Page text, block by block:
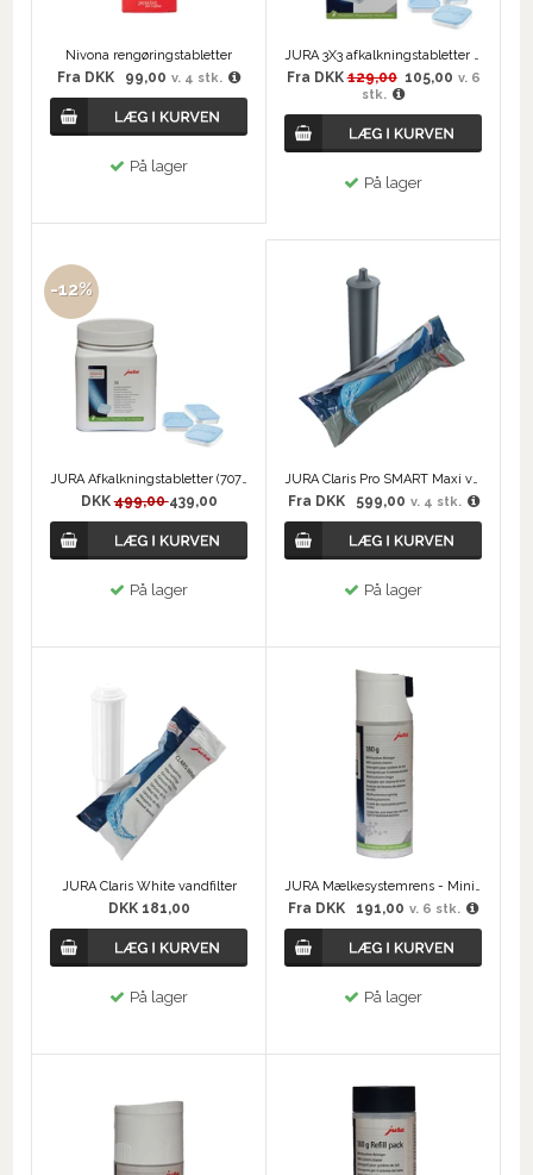
Nivona rengøringstabletter
Fra DKK 99,00 v. 4 stk.
På lager
JURA 3X3 afkalkningstabletter 2-i-1
Fra DKK 129,00 105,00 v. 6
stk.
På lager
-12%
JURA Afkalkningstabletter (70751) - 36 stk
DKK499,00439,00
På lager
JURA Claris Pro SMART Maxi vandfilter
Fra DKK 599,00 v. 4 stk.
På lager
JURA Claris White vandfilter
DKK 181,00
På lager
JURA Mælkesystemrens - Mini Tabs 180 gram
Fra DKK 191,00 v. 6 stk.
På lager